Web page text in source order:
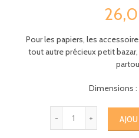
Pour les papiers, les
tout autre précieux petit
Dimensions :